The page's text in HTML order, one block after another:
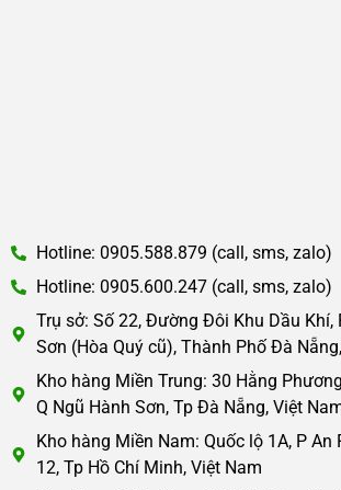
Hotline: 0905.588.879 (call, sms, zalo)
Hotline: 0905.600.247 (call, sms, zalo)
Trụ sở: Số 22, Đường Đôi Khu Dầu Khí,
Sơn (Hòa Quý cũ), Thành Phố Đà
Kho hàng Miền Trung: 30 Hằng
Q Ngũ Hành Sơn, Tp Đà Nẵng, Việt
Kho hàng Miền Nam: Quốc lộ 1A, P An
12, Tp Hồ Chí Minh, Việt Nam